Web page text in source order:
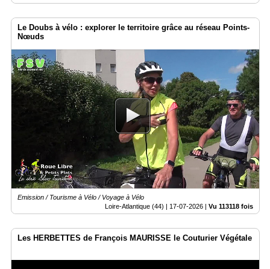
Le Doubs à vélo : explorer le territoire grâce au réseau Points-
Nœuds
Emission / Tourisme à Vélo / Voyage à Vélo
Loire-Atlantique (44) | 17-07-2026 Vu 113118 fois
Les HERBETTES de François MAURISSE le Couturier Végétale